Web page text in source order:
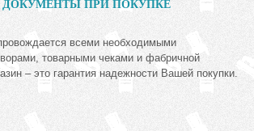
ДОКУМЕНТЫ ПРИ ПОКУПКЕ
всеми необходимыми
товарными чеками и фабричной
– это гарантия надежности Вашей покупки.